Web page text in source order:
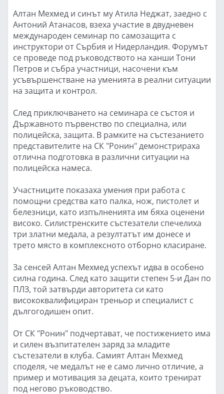
Алтан Мехмед и синът му Атила Неджат, заедно с
Антоний Атанасов, взеха участие в двудневен
международен семинар по самозащита с
инструктори от Сърбия и Нидерландия. Форумът
се проведе под ръководството на ханши Тони
Петров и събра участници, насочени към
усъвършенстване на уменията в реални ситуации
на защита и контрол.
След приключването на семинара се състоя и
Държавното първенство по специална, или
полицейска, защита. В рамките на състезанието
представителите на СК "Ронин" демонстрираха
отлична подготовка в различни ситуации на
полицейска намеса.
Участниците показаха умения при работа с
помощни средства като палка, нож, пистолет и
белезници, като изпълненията им бяха оценени
високо. Силистренските състезатели спечелиха
три златни медала, а резултатът им донесе и
трето място в комплексното отборно класиране.
За сенсей Алтан Мехмед успехът идва в особено
силна година. След като защити степен 5-и Дан по
ПЛЗ, той затвърди авторитета си като
висококвалифициран треньор и специалист с
дългогодишен опит.
От СК "Ронин" подчертават, че постижението има
и силен възпитателен заряд за младите
състезатели в клуба. Самият Алтан Мехмед
споделя, че медалът не е само лично отличие, а
пример и мотивация за децата, които тренират
под негово ръководство.